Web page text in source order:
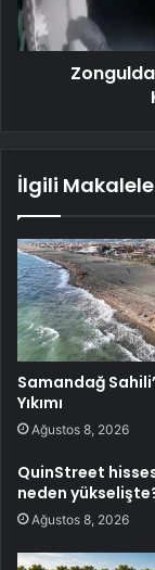
İlgili
Samandağ
Yıkımı
Ağustos 8, 2026
QuinStreet
neden
Ağustos 8, 2026